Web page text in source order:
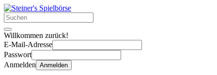
Willkommen zurück!
E-Mail-Adresse
Passwort
Anmelden Anmelden